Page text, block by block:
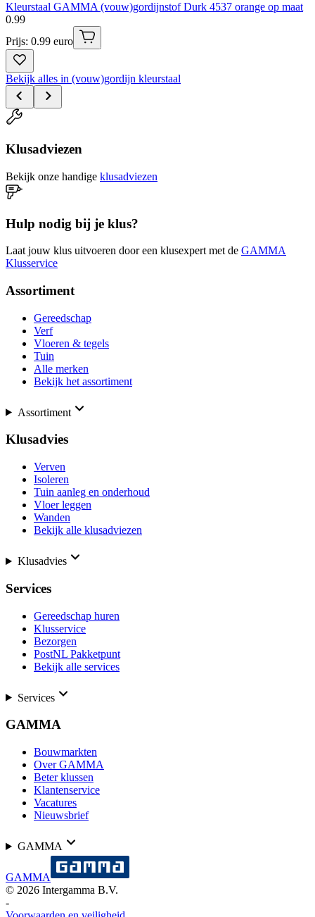
Kleurstaal GAMMA (vouw)gordijnstof Durk 4537 orange op maat
0.99
Prijs: 0.99 euro
Bekijk alles in (vouw)gordijn kleurstaal
Klusadviezen
Bekijk onze handige klusadviezen
Hulp nodig bij je klus?
Laat jouw klus uitvoeren door een klusexpert met de GAMMA
Klusservice
Assortiment
Gereedschap
Verf
Vloeren & tegels
Tuin
Alle merken
Bekijk het assortiment
Assortiment
Klusadvies
Verven
Isoleren
Tuin aanleg en onderhoud
Vloer leggen
Wanden
Bekijk alle klusadviezen
Klusadvies
Services
Gereedschap huren
Klusservice
Bezorgen
PostNL Pakketpunt
Bekijk alle services
Services
GAMMA
Bouwmarkten
Over GAMMA
Beter klussen
Klantenservice
Vacatures
Nieuwsbrief
GAMMA
GAMMA
© 2026 Intergamma B.V.
-